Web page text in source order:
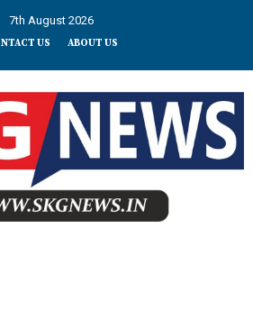
7th August 2026
US ABOUT US